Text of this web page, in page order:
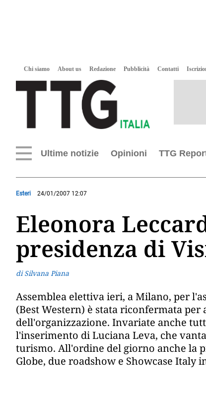
Chi siamo About us Redazione Pubblicità Contatti
Ultime notizie Opinioni TTG
Esteri 24/01/2007 12:07
Eleonora
presidenza di
di Silvana Piana
Assemblea elettiva ieri, a Milano, per
(Best Western) è stata riconfermata
dell'organizzazione. Invariate anche
l'inserimento di Luciana Leva, che
turismo. All'ordine del giorno anche la
Globe, due roadshow e Showcase Italy